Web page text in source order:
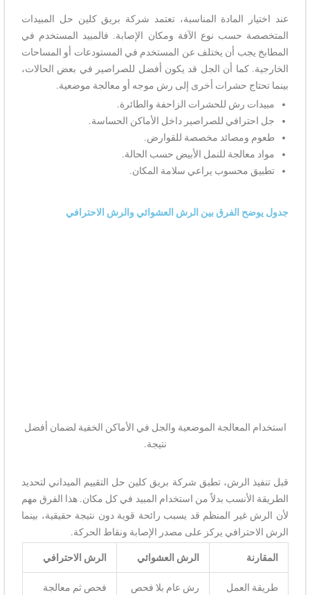
عند اختيار المادة المناسبة، تعتمد شركة بريق كلين حل المبيدات
المتخصصة حسب نوع الآفة ومكان الإصابة. فالمبيد المستخدم في
المطابخ يجب أن يختلف عن المستخدم في المستودعات أو المساحات
الخارجية. كما أن الجل قد يكون أفضل للصراصير في بعض الحالات،
بينما تحتاج حشرات أخرى إلى رش موجه أو معالجة موضعية.
مبيدات رش للحشرات الزاحفة والطائرة.
جل احترافي للصراصير داخل الأماكن الحساسة.
طعوم ومصائد مخصصة للقوارض.
مواد معالجة للنمل الأبيض حسب الحالة.
تطبيق محسوب يراعي سلامة المكان.
جدول يوضح الفرق بين الرش العشوائي والرش الاحترافي
استخدام المعالجة الموضعية والجل في الأماكن الخفية لضمان أفضل
نتيجة.
قبل تنفيذ الرش، تطبق شركة بريق كلين حل التقييم الميداني لتحديد
الطريقة الأنسب بدلاً من استخدام المبيد في كل مكان. هذا الفرق مهم
لأن الرش غير المنظم قد يسبب رائحة قوية دون نتيجة حقيقية، بينما
الرش الاحترافي يركز على مصدر الإصابة ونقاط الحركة.
المقارنة الرش العشوائي الرش الاحترافي
طريقة العمل رش عام بلا فحص فحص ثم معالجة